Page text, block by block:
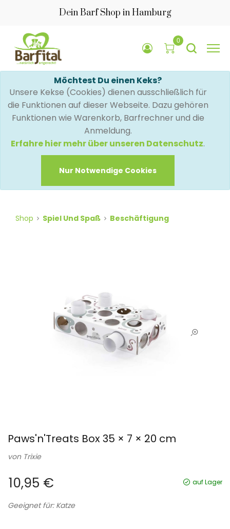
Dein Barf Shop in Hamburg
0
Möchtest Du einen Keks?
Unsere Kekse (Cookies) dienen ausschließlich für
die Funktionen auf dieser Webseite. Dazu gehören
Funktionen wie Warenkorb, Barfrechner und die
Anmeldung.
Erfahre hier mehr über unseren Datenschutz.
Nur Notwendige Cookies
Shop Spiel Und Spaß Beschäftigung
Paws'n'Treats Box 35 × 7 × 20 cm
von Trixie
10,95 € auf Lager
Geeignet für: Katze